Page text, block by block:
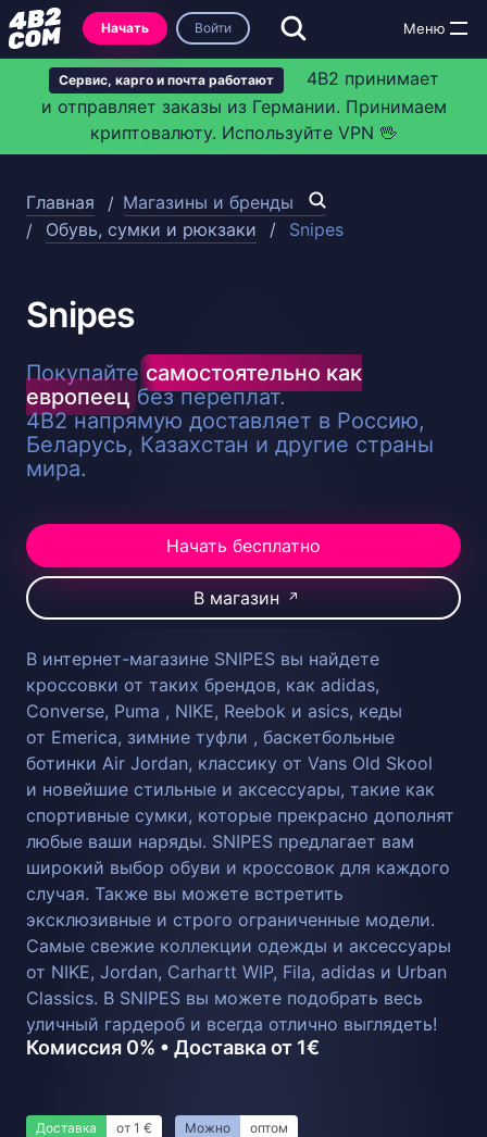
Сервис, карго и почта работают
4B2 принимает
и отправляет заказы из Германии. Принимаем
криптовалюту. Используйте VPN 🖖
Начать Войти
Главная
Магазины и бренды
Обувь, сумки и рюкзаки
Snipes
Snipes
Покупайтесамостоятельно как
европеец без переплат.
4B2 напрямую доставляет в Россию,
Беларусь, Казахстан и другие страны
мира.
Начать бесплатно
В магазин ↗
В интернет-магазине SNIPES вы найдете
кроссовки от таких брендов, как adidas,
Converse, Puma , NIKE, Reebok и asics, кеды
от Emerica, зимние туфли , баскетбольные
ботинки Air Jordan, классику от Vans Old Skool
и новейшие стильные и аксессуары, такие как
спортивные сумки, которые прекрасно дополнят
любые ваши наряды. SNIPES предлагает вам
широкий выбор обуви и кроссовок для каждого
случая. Также вы можете встретить
эксклюзивные и строго ограниченные модели.
Самые свежие коллекции одежды и аксессуары
от NIKE, Jordan, Carhartt WIP, Fila, adidas и Urban
Classics. В SNIPES вы можете подобрать весь
уличный гардероб и всегда отлично выглядеть!
Комиссия 0% • Доставка от 1€
Доставка от 1 € Можно оптом